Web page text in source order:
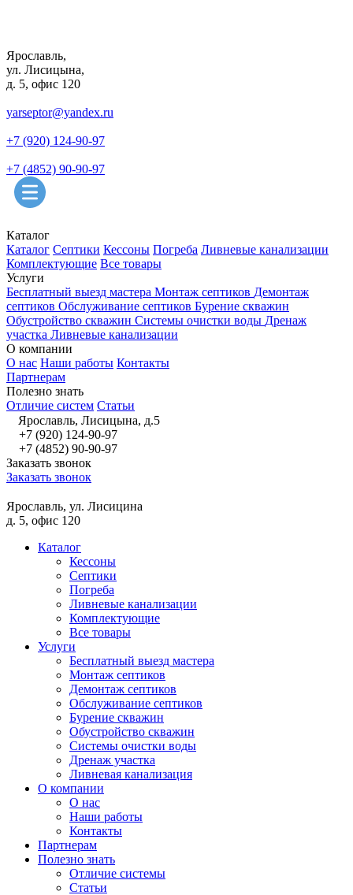
Ярославль,
ул. Лисицына,
д. 5, офис 120
yarseptor@yandex.ru
+7 (920) 124-90-97
+7 (4852) 90-90-97
Каталог
Каталог Септики Кессоны Погреба Ливневые канализации
Комплектующие Все товары
Услуги
Бесплатный выезд мастера Монтаж септиков Демонтаж
септиков Обслуживание септиков Бурение скважин
Обустройство скважин Системы очистки воды Дренаж
участка Ливневые канализации
О компании
О нас Наши работы Контакты
Партнерам
Полезно знать
Отличие систем Статьи
Ярославль, Лисицына, д.5
+7 (920) 124-90-97
+7 (4852) 90-90-97
Заказать звонок
Заказать звонок
Ярославль, ул. Лисицина
д. 5, офис 120
Каталог
Кессоны
Септики
Погреба
Ливневые канализации
Комплектующие
Все товары
Услуги
Бесплатный выезд мастера
Монтаж септиков
Демонтаж септиков
Обслуживание септиков
Бурение скважин
Обустройство скважин
Системы очистки воды
Дренаж участка
Ливневая канализация
О компании
О нас
Наши работы
Контакты
Партнерам
Полезно знать
Отличие системы
Статьи